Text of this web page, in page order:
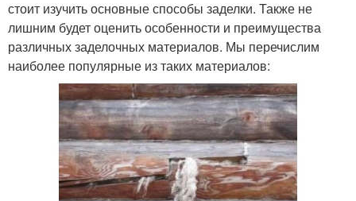
стоит изучить основные способы заделки. Также не
лишним будет оценить особенности и преимущества
различных заделочных материалов. Мы перечислим
наиболее популярные из таких материалов: